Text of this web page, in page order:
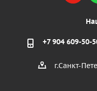
+7 904 609-50-
г.Санкт-